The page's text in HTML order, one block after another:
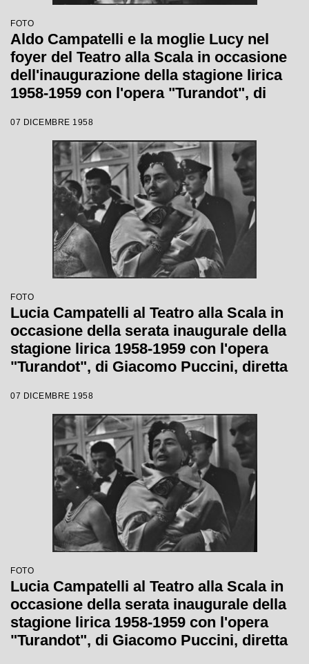
FOTO
Aldo Campatelli e la moglie Lucy nel
foyer del Teatro alla Scala in occasione
dell'inaugurazione della stagione lirica
1958-1959 con l'opera "Turandot", di
Votto, con la regia di Margherita
Wallmann
07 DICEMBRE 1958
FOTO
Lucia Campatelli al Teatro alla Scala in
occasione della serata inaugurale della
stagione lirica 1958-1959 con l'opera
"Turandot", di Giacomo Puccini, diretta
Margherita Wallmann
07 DICEMBRE 1958
FOTO
Lucia Campatelli al Teatro alla Scala in
occasione della serata inaugurale della
stagione lirica 1958-1959 con l'opera
"Turandot", di Giacomo Puccini, diretta